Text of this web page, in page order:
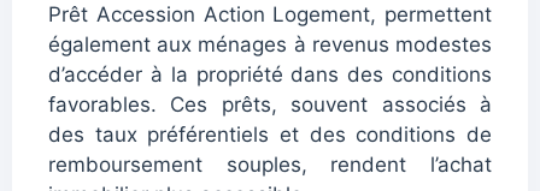
Prêt Accession Action Logement, permettent
également aux ménages à revenus modestes
d’accéder à la propriété dans des conditions
favorables. Ces prêts, souvent associés à
des taux préférentiels et des conditions de
remboursement souples, rendent l’achat